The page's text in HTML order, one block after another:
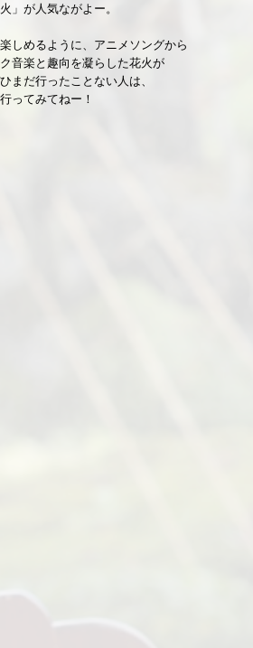
」が人気ながよー。
しめるように、アニメソングから
音楽と趣向を凝らした花火が
まだ行ったことない人は、
ってみてねー！